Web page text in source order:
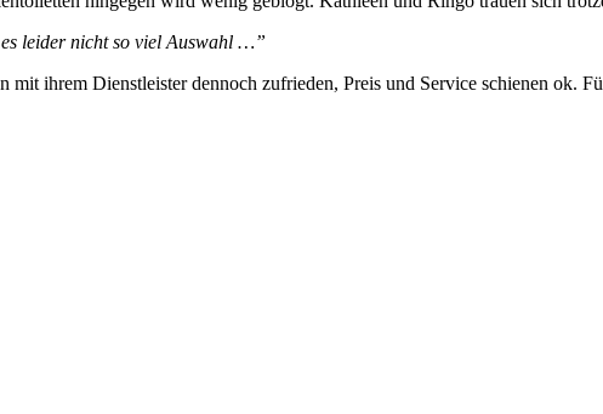
leider nicht so viel Auswahl …”
mit ihrem Dienstleister dennoch zufrieden, Preis und Service schienen ok.